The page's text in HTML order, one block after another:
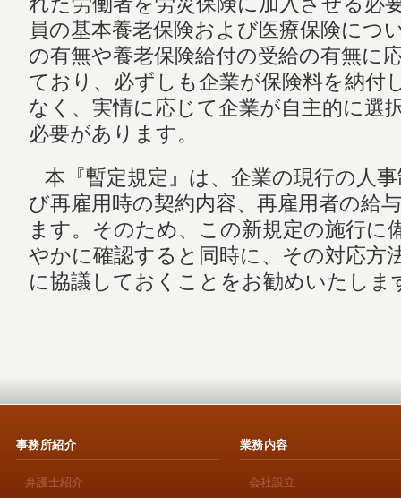
員の基本養老保険および医療保険につ
の有無や養老保険給付の受給の有無に
ており、必ずしも企業が保険料を納付
なく、実情に応じて企業が自主的に選
必要があります。
本『暫定規定』は、企業の現行の人
び再雇用時の契約内容、再雇用者の給
ます。そのため、この新規定の施行に
やかに確認すると同時に、その対応方
に協議しておくことをお勧めいたしま
事務所紹介
弁護士紹介
業務内容
会社設立